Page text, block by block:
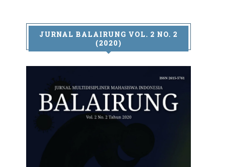
JURNAL BALAIRUNG VOL. 2 NO. 2
(2020)